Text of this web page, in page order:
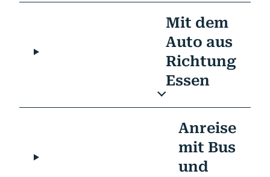
Mit dem
Auto aus
Richtung
Essen
Anreise
mit Bus
und